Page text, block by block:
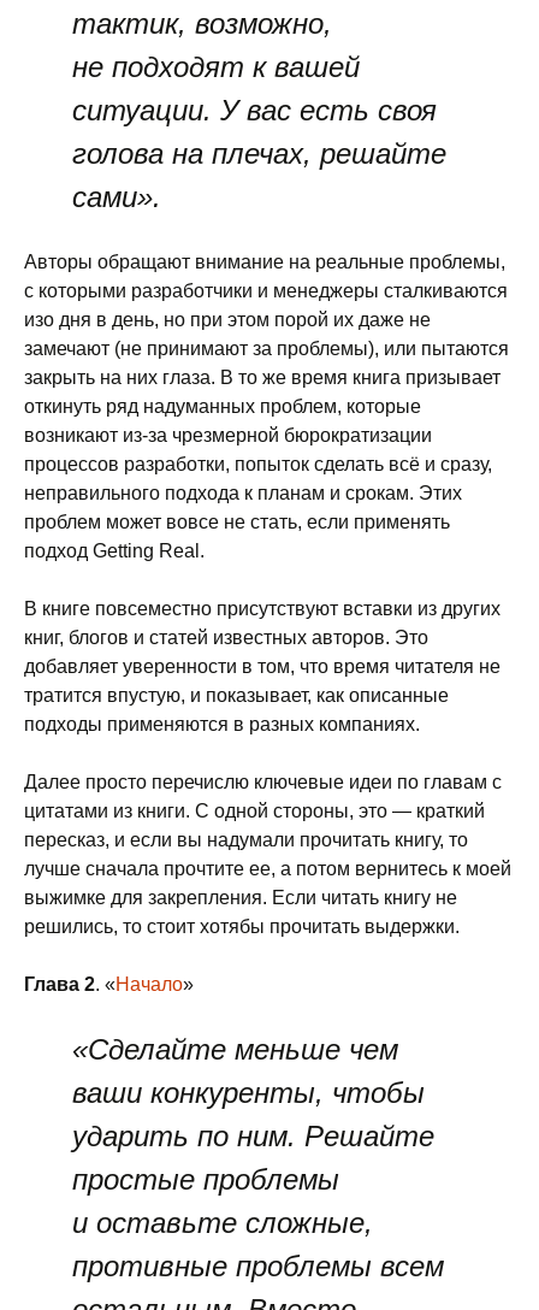
тактик, возможно,
не подходят к вашей
ситуации. У вас есть своя
голова на плечах, решайте
сами».
Авторы обращают внимание на реальные проблемы,
с которыми разработчики и менеджеры сталкиваются
изо дня в день, но при этом порой их даже не
замечают (не принимают за проблемы), или пытаются
закрыть на них глаза. В то же время книга призывает
откинуть ряд надуманных проблем, которые
возникают из-за чрезмерной бюрократизации
процессов разработки, попыток сделать всё и сразу,
неправильного подхода к планам и срокам. Этих
проблем может вовсе не стать, если применять
подход Getting Real.
В книге повсеместно присутствуют вставки из других
книг, блогов и статей известных авторов. Это
добавляет уверенности в том, что время читателя не
тратится впустую, и показывает, как описанные
подходы применяются в разных компаниях.
Далее просто перечислю ключевые идеи по главам с
цитатами из книги. С одной стороны, это — краткий
пересказ, и если вы надумали прочитать книгу, то
лучше сначала прочтите ее, а потом вернитесь к моей
выжимке для закрепления. Если читать книгу не
решились, то стоит хотябы прочитать выдержки.
Глава 2. «Начало»
«Сделайте меньше чем
ваши конкуренты, чтобы
ударить по ним. Решайте
простые проблемы
и оставьте сложные,
противные проблемы всем